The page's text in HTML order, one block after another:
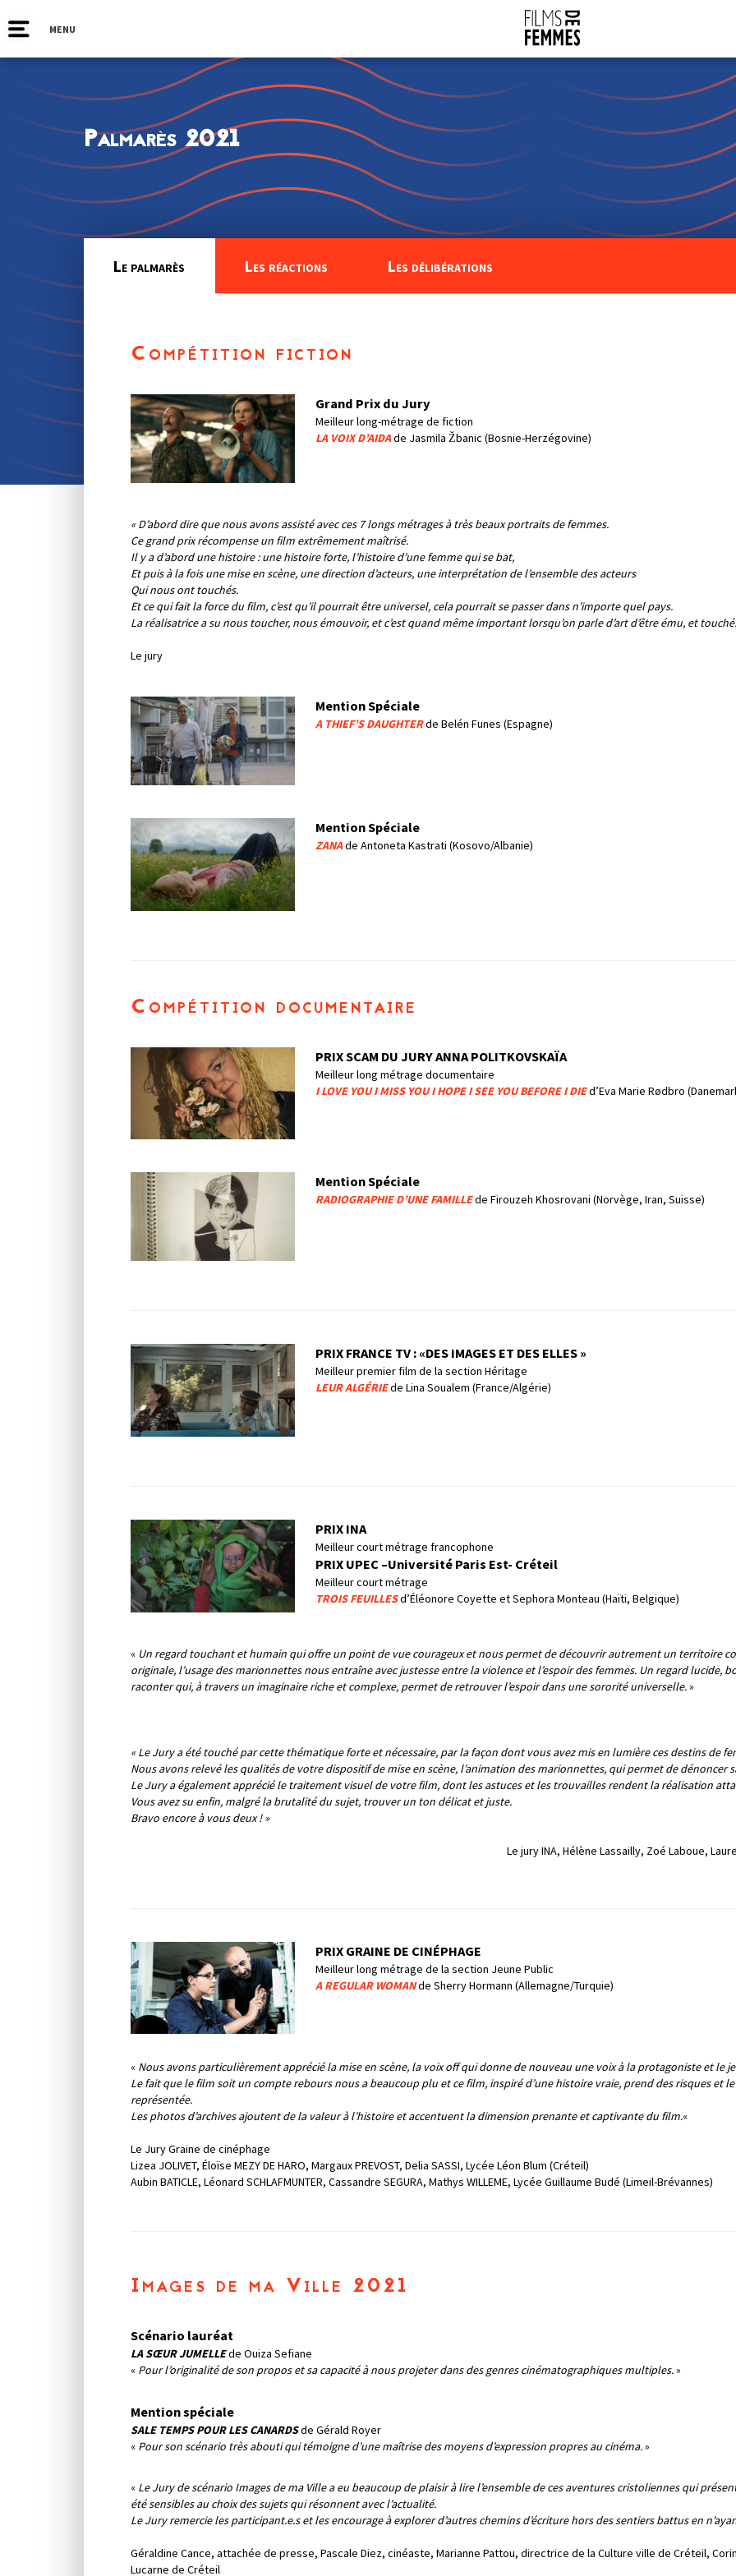
MENU
Palmarès 2021
Le palmarès Les réactions Les délibérations
Compétition fiction
Grand Prix du Jury
Meilleur long-métrage de fiction
LA VOIX D’AIDAde Jasmila Žbanic (Bosnie-Herzégovine)
« D’abord dire que nous avons assisté avec ces 7 longs métrages à très beaux portraits de femmes.
Ce grand prix récompense un film extrêmement maîtrisé.
Il y a d’abord une histoire : une histoire forte, l’histoire d’une femme qui se bat,
Et puis à la fois une mise en scène, une direction d’acteurs, une interprétation de l’ensemble des acteurs
Qui nous ont touchés.
Et ce qui fait la force du film, c’est qu’il pourrait être universel, cela pourrait se passer dans n’importe quel pays.
La réalisatrice a su nous toucher, nous émouvoir, et c’est quand même important lorsqu’on parle d’art d’être ému, et
Le jury
Mention Spéciale
A THIEF’S DAUGHTERde Belén Funes (Espagne)
Mention Spéciale
ZANAde Antoneta Kastrati (Kosovo/Albanie)
Compétition documentaire
PRIX SCAM DU JURY ANNA POLITKOVSKAÏA
Meilleur long métrage documentaire
I LOVE YOU I MISS YOU I HOPE I SEE YOU BEFORE I DIEd’Eva Marie Rødbro
Mention Spéciale
RADIOGRAPHIE D’UNE FAMILLEde Firouzeh Khosrovani (Norvège, Iran, Suisse)
PRIX FRANCE TV : «DES IMAGES ET DES ELLES »
Meilleur premier film de la section Héritage
LEUR ALGÉRIEde Lina Soualem (France/Algérie)
PRIX INA
Meilleur court métrage francophone
PRIX UPEC –Université Paris Est- Créteil
Meilleur court métrage
TROIS FEUILLESd’Éléonore Coyette et Sephora Monteau (Haïti, Belgique)
« Un regard touchant et humain qui offre un point de vue courageux et nous permet de découvrir autrement un territoire
originale, l’usage des marionnettes nous entraîne avec justesse entre la violence et l’espoir des femmes. Un regard lucide,
raconter qui, à travers un imaginaire riche et complexe, permet de retrouver l’espoir dans une sororité universelle.»
« Le Jury a été touché par cette thématique forte et nécessaire, par la façon dont vous avez mis en lumière ces destins de
Nous avons relevé les qualités de votre dispositif de mise en scène, l’animation des marionnettes, qui permet de dénoncer
Le Jury a également apprécié le traitement visuel de votre film, dont les astuces et les trouvailles rendent la réalisation
Vous avez su enfin, malgré la brutalité du sujet, trouver un ton délicat et juste.
Bravo encore à vous deux ! »
Le jury INA, Hélène Lassailly, Zoé Laboue,
PRIX GRAINE DE CINÉPHAGE
Meilleur long métrage de la section Jeune Public
A REGULAR WOMANde Sherry Hormann (Allemagne/Turquie)
« Nous avons particulièrement apprécié la mise en scène, la voix off qui donne de nouveau une voix à la protagoniste et le
Le fait que le film soit un compte rebours nous a beaucoup plu et ce film, inspiré d’une histoire vraie, prend des risques et
représentée.
Les photos d’archives ajoutent de la valeur à l’histoire et accentuent la dimension prenante et captivante du film.«
Le Jury Graine de cinéphage
Lizea JOLIVET, Éloïse MEZY DE HARO, Margaux PREVOST, Delia SASSI, Lycée Léon Blum (Créteil)
Aubin BATICLE, Léonard SCHLAFMUNTER, Cassandre SEGURA, Mathys WILLEME, Lycée Guillaume Budé (Limeil-Brévannes)
Images de ma Ville 2021
Scénario lauréat
LA SŒUR JUMELLEde Ouiza Sefiane
« Pour l’originalité de son propos et sa capacité à nous projeter dans des genres cinématographiques multiples.»
Mention spéciale
SALE TEMPS POUR LES CANARDSde Gérald Royer
« Pour son scénario très abouti qui témoigne d’une maîtrise des moyens d’expression propres au cinéma.»
« Le Jury de scénario Images de ma Ville a eu beaucoup de plaisir à lire l’ensemble de ces aventures cristoliennes qui
été sensibles au choix des sujets qui résonnent avec l’actualité.
Le Jury remercie les participant.e.s et les encourage à explorer d’autres chemins d’écriture hors des sentiers battus en
Géraldine Cance, attachée de presse, Pascale Diez, cinéaste, Marianne Pattou, directrice de la Culture ville de Créteil,
Lucarne de Créteil